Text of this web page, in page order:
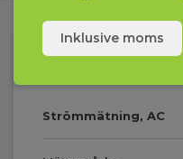
Tekniska Data:
Strömmätning, AC
Inklusive moms